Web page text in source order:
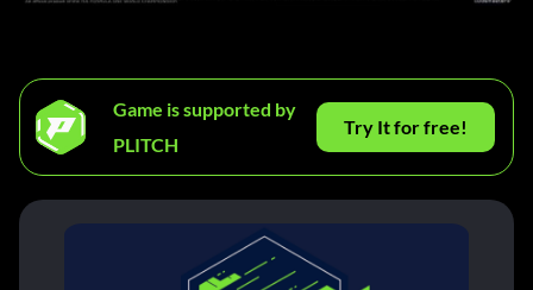
Game is supported by
PLITCH
Try It for free!